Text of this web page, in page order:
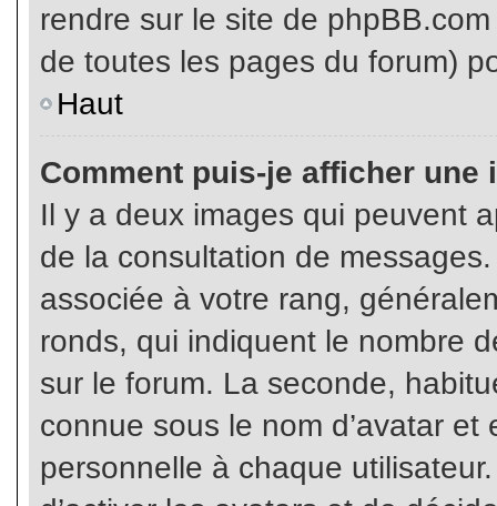
rendre sur le site de
de toutes les pages du forum)
Haut
Comment puis-je afficher une
Il y a deux images qui peuvent
de la consultation de
associée à votre rang,
ronds, qui indiquent le nombre
sur le forum. La seconde,
connue sous le nom d’avatar
personnelle à chaque